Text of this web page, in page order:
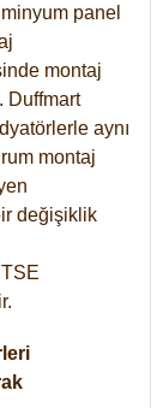
panel
montaj
Duffmart
aynı
montaj
değişiklik